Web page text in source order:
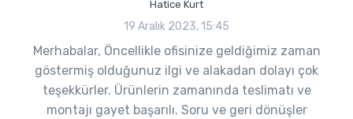
Hatice Kurt
19 Aralık 2023, 15:45
Merhabalar, Öncellikle ofisinize geldiğimiz zaman
göstermiş olduğunuz ilgi ve alakadan dolayı çok
teşekkürler. Ürünlerin zamanında teslimatı ve
montajı gayet başarılı. Soru ve geri dönüşler